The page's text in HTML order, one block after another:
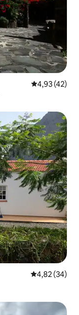
4,93 de
4,93 (42)
4,82 de
4,82 (34)